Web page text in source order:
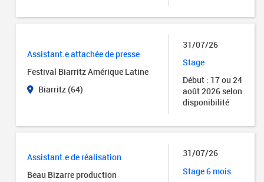
Assistant.e attachée de presse
Festival Biarritz Amérique Latine
Biarritz (64)
31/07/26
Stage
Début : 17 ou 24
août 2026 selon
disponibilité
Assistant.e de réalisation
Beau Bizarre production
31/07/26
Stage 6 mois